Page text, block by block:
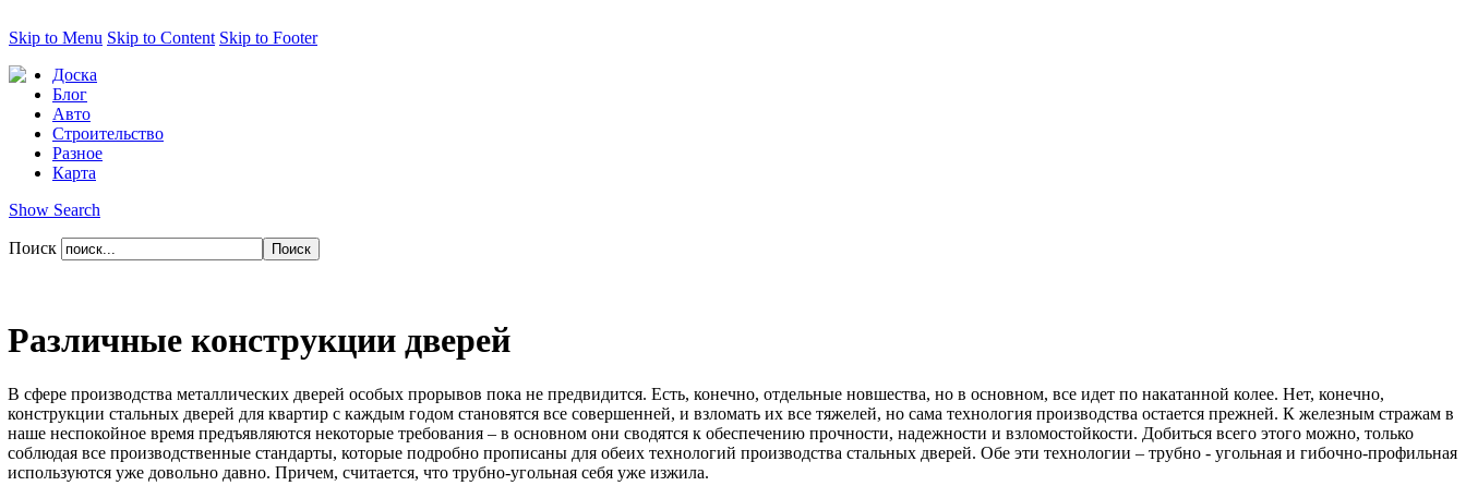
Skip to Menu Skip to Content Skip to Footer
Доска
Блог
Авто
Строительство
Разное
Карта
Show Search
Поиск
Различные конструкции дверей
В сфере производства металлических дверей особых прорывов пока не предвидится. Есть, конечно, отдельные новшества, но в основном, все идет по накатанной колее. Нет, конечно,
конструкции стальных дверей для квартир с каждым годом становятся все совершенней, и взломать их все тяжелей, но сама технология производства остается прежней. К железным стражам в
наше неспокойное время предъявляются некоторые требования – в основном они сводятся к обеспечению прочности, надежности и взломостойкости. Добиться всего этого можно, только
соблюдая все производственные стандарты, которые подробно прописаны для обеих технологий производства стальных дверей. Обе эти технологии – трубно - угольная и гибочно-профильная
используются уже довольно давно. Причем, считается, что трубно-угольная себя уже изжила.